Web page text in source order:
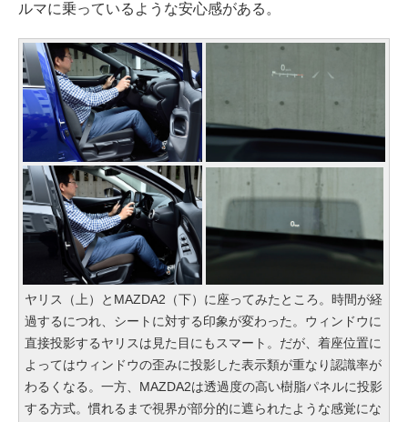
ルマに乗っているような安心感がある。
ヤリス（上）とMAZDA2（下）に座ってみたところ。時間が経
過するにつれ、シートに対する印象が変わった。ウィンドウに
直接投影するヤリスは見た目にもスマート。だが、着座位置に
よってはウィンドウの歪みに投影した表示類が重なり認識率が
わるくなる。一方、MAZDA2は透過度の高い樹脂パネルに投影
する方式。慣れるまで視界が部分的に遮られたような感覚にな